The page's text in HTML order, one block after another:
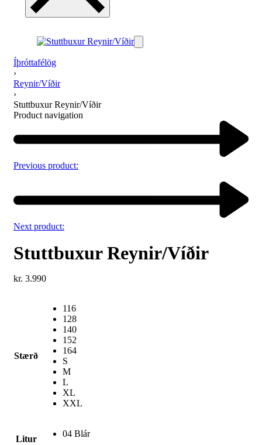
Íþróttafélög
›
Reynir/Víðir
›
Stuttbuxur Reynir/Víðir
Product navigation
Previous product:
Next product:
Stuttbuxur Reynir/Víðir
kr. 3.990
Stærð
116
128
140
152
164
S
M
L
XL
XXL
Litur
04 Blár